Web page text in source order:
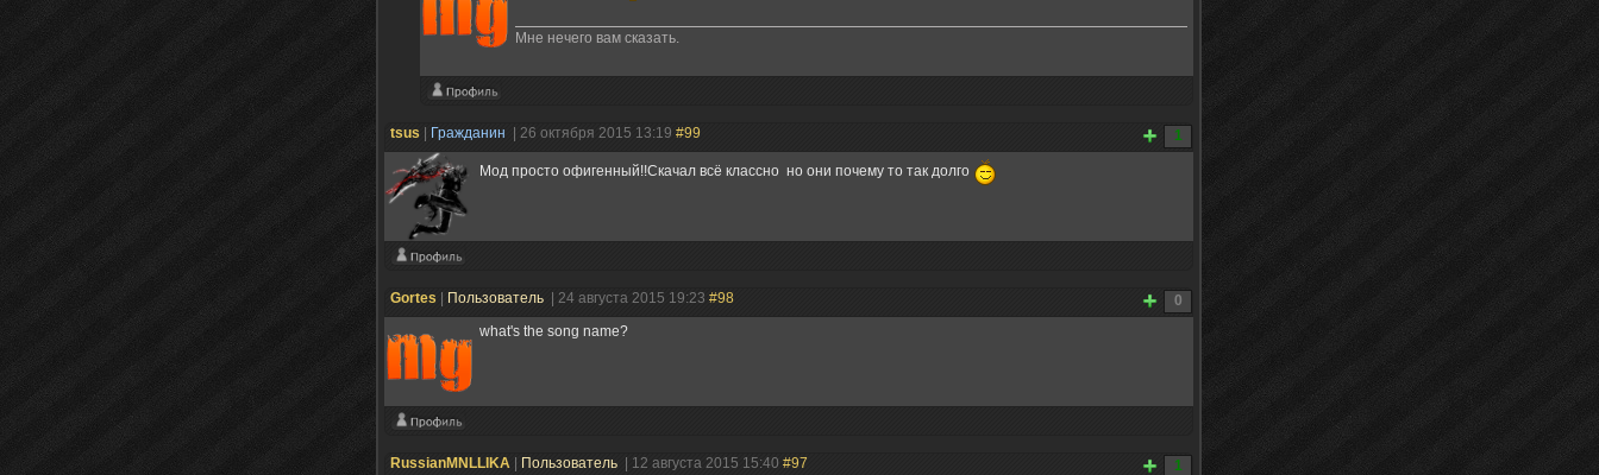
Мне нечего вам сказать.
1
tsus Гражданин | 26 октября 2015 13:19 #99
Мод просто офигенный!!Скачал всё классно но они почему то так долго
0
Gortes Пользователь | 24 августа 2015 19:23 #98
what's the song name?
1
RussianMNLLIKA Пользователь | 12 августа 2015 15:40 #97